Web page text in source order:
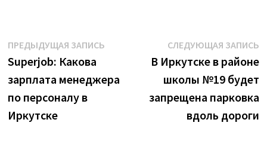
Навигация
по
записям
ПРЕДЫДУЩАЯ ЗАПИСЬПредыдущая
Superjob: Какова
зарплата менеджера
по персоналу в
Иркутске
СЛЕДУЮЩАЯ ЗАПИСЬ
В Иркутске в районе
школы №19 будет
запрещена парковка
вдоль дороги